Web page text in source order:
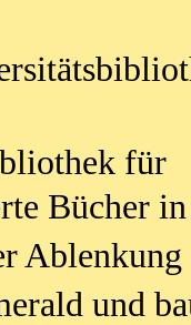
für
Bücher
Ablenkung
und